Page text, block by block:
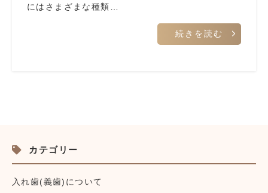
にはさまざまな種類…
続きを読む
カテゴリー
入れ歯(義歯)について